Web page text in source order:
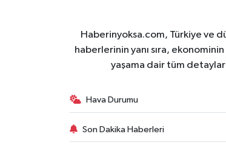
Haberinyoksa.com, Türkiye ve
haberlerinin yanı sıra,
yaşama dair tüm
Hava Durumu
Son Dakika Haberleri